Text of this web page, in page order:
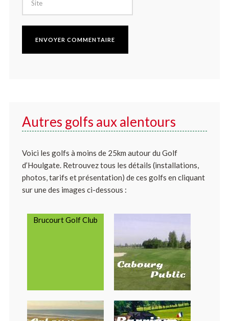
Autres golfs aux alentours
Voici les golfs à moins de 25km autour du Golf
d’Houlgate. Retrouvez tous les détails (installations,
photos, tarifs et présentation) de ces golfs en cliquant
sur une des images ci-dessous :
Brucourt Golf Club